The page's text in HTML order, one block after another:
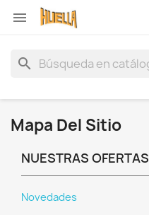

search
Mapa Del Sitio
NUESTRAS OFERTAS
Novedades